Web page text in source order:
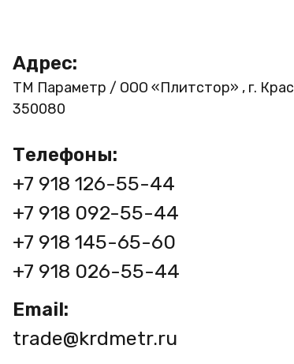
Адрес:
ТМ Параметр / ООО «Плитстор» , г.
350080
Телефоны:
+7 918 126-55-44
+7 918 092-55-44
+7 918 145-65-60
+7 918 026-55-44
Email:
trade@krdmetr.ru